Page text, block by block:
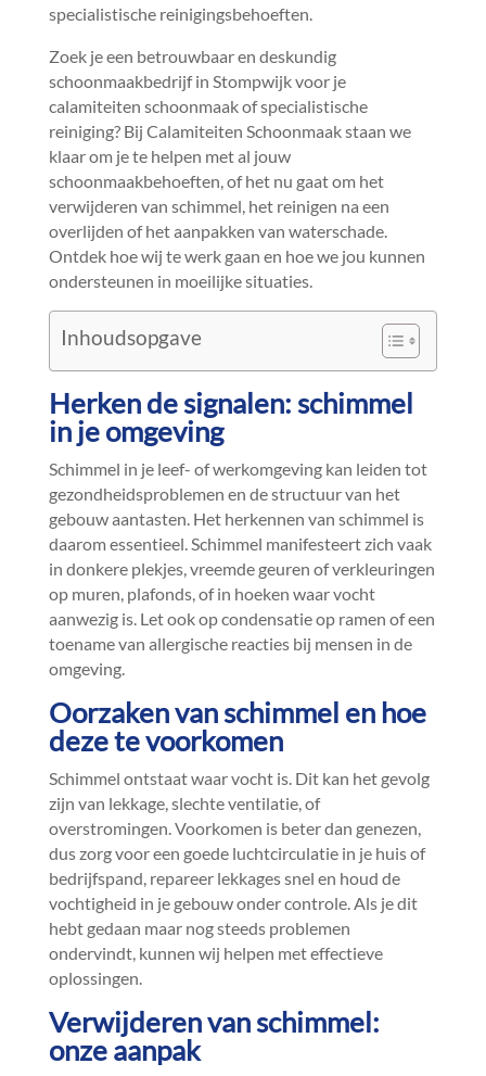
specialistische reinigingsbehoeften.​
Zoek je een betrouwbaar en deskundig
schoonmaakbedrijf in Stompwijk voor je
calamiteiten schoonmaak of specialistische
reiniging? Bij Calamiteiten Schoonmaak staan we
klaar om je te helpen met al jouw
schoonmaakbehoeften, of het nu gaat om het
verwijderen van schimmel, het reinigen na een
overlijden of het aanpakken van waterschade.​
Ontdek hoe wij te werk gaan en hoe we jou kunnen
ondersteunen in moeilijke situaties.​
Inhoudsopgave
Herken de signalen: schimmel
in je omgeving
Schimmel in je leef- of werkomgeving kan leiden tot
gezondheidsproblemen en de structuur van het
gebouw aantasten.​ Het herkennen van schimmel is
daarom essentieel.​ Schimmel manifesteert zich vaak
in donkere plekjes, vreemde geuren of verkleuringen
op muren, plafonds, of in hoeken waar vocht
aanwezig is.​ Let ook op condensatie op ramen of een
toename van allergische reacties bij mensen in de
omgeving.​
Oorzaken van schimmel en hoe
deze te voorkomen
Schimmel ontstaat waar vocht is.​ Dit kan het gevolg
zijn van lekkage, slechte ventilatie, of
overstromingen.​ Voorkomen is beter dan genezen,
dus zorg voor een goede luchtcirculatie in je huis of
bedrijfspand, repareer lekkages snel en houd de
vochtigheid in je gebouw onder controle.​ Als je dit
hebt gedaan maar nog steeds problemen
ondervindt, kunnen wij helpen met effectieve
oplossingen.​
Verwijderen van schimmel:
onze aanpak